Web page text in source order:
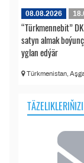
08.08.2026
“Türkmennebit”
satyn almak
yglan edýär
Türkmenistan,